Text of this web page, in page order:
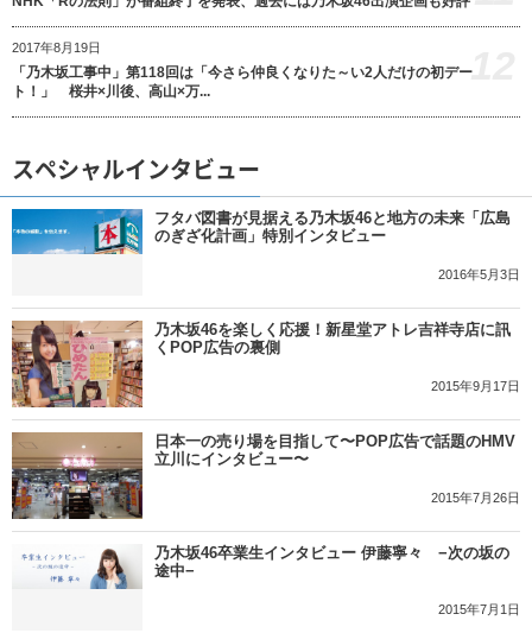
2017年8月19日
「乃木坂工事中」第118回は「今さら仲良くなりた～い2人だけの初デー
ト！」 桜井×川後、高山×万...
12
スペシャルインタビュー
フタバ図書が見据える乃木坂46と地方の未来「広島
のぎざ化計画」特別インタビュー
2016年5月3日
乃木坂46を楽しく応援！新星堂アトレ吉祥寺店に訊
くPOP広告の裏側
2015年9月17日
日本一の売り場を目指して〜POP広告で話題のHMV
立川にインタビュー〜
2015年7月26日
乃木坂46卒業生インタビュー 伊藤寧々 −次の坂の
途中−
2015年7月1日